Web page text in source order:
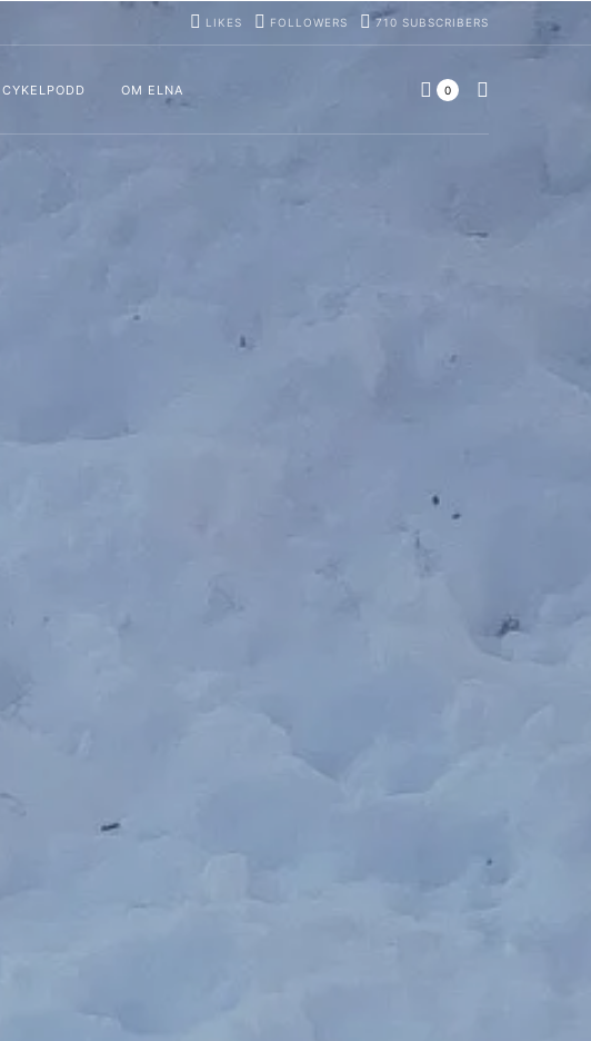
LIKES FOLLOWERS 710 SUBSCRIBERS
CYKELPODD OM ELNA 0